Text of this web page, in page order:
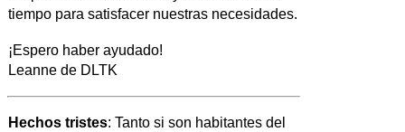
tiempo para satisfacer nuestras necesidades.
¡Espero haber ayudado!
Leanne de DLTK
Hechos tristes: Tanto si son habitantes del